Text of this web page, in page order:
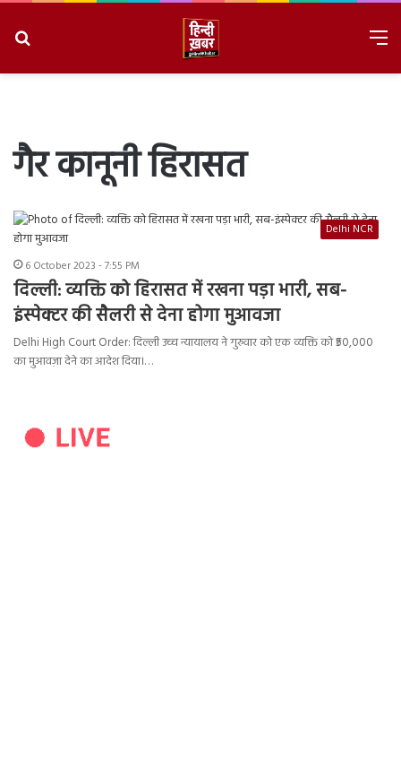
गैर कानूनी हिरासत
Delhi NCR
6 October 2023 - 7:55 PM
दिल्ली: व्यक्ति को हिरासत में रखना पड़ा भारी, सब-
इंस्पेक्टर की सैलरी से देना होगा मुआवजा
Delhi High Court Order: दिल्ली उच्च न्यायालय ने गुरुवार को एक व्यक्ति को ₹50,000
का मुआवज़ा देने का आदेश दिया।…